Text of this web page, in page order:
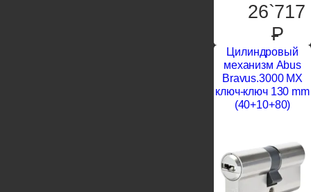
26`717
P
Цилиндровый
механизм Abus
Bravus.3000 MX
ключ-ключ 130 mm
(40+10+80)